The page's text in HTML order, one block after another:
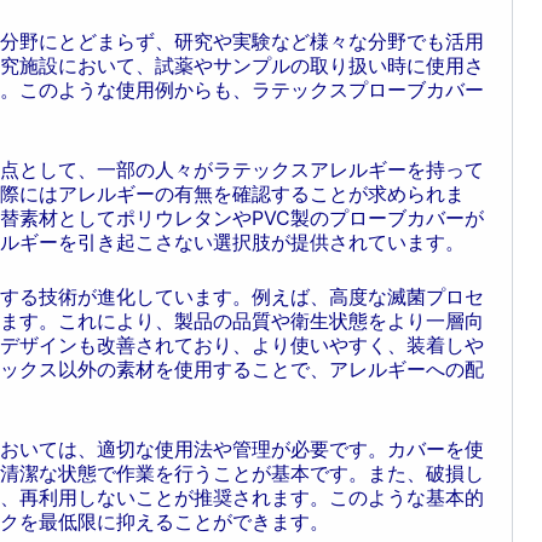
野にとどまらず、研究や実験など様々な分野でも活用
施設において、試薬やサンプルの取り扱い時に使用さ
このような使用例からも、ラテックスプローブカバー
として、一部の人々がラテックスアレルギーを持って
にはアレルギーの有無を確認することが求められま
素材としてポリウレタンやPVC製のプローブカバーが
ーを引き起こさない選択肢が提供されています。
る技術が進化しています。例えば、高度な滅菌プロセ
す。これにより、製品の品質や衛生状態をより一層向
ザインも改善されており、より使いやすく、装着しや
クス以外の素材を使用することで、アレルギーへの配
いては、適切な使用法や管理が必要です。カバーを使
潔な状態で作業を行うことが基本です。また、破損し
再利用しないことが推奨されます。このような基本的
を最低限に抑えることができます。